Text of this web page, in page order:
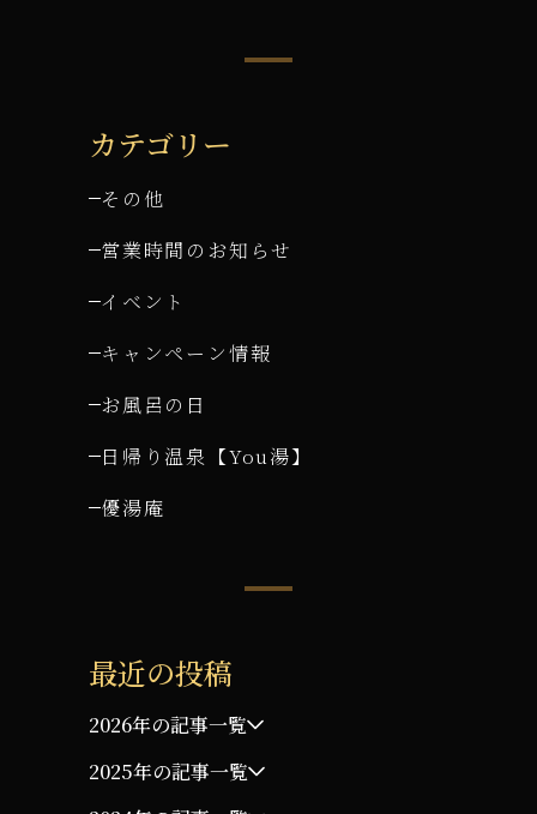
カテゴリー
その他
営業時間のお知らせ
イベント
キャンペーン情報
お風呂の日
日帰り温泉【You湯】
優湯庵
最近の投稿
2026年の記事一覧
2025年の記事一覧